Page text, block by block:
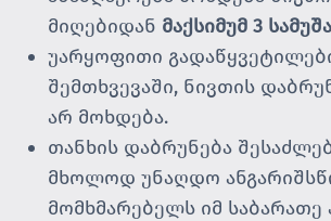
მიღებიდან მაქსიმუმ 3
უარყოფითი
შემთხვევაში, ნივთის
არ მოხდება.
თანხის დაბრუნება
მხოლოდ უნაღდო
მომხმარებელს იმ საბარათე